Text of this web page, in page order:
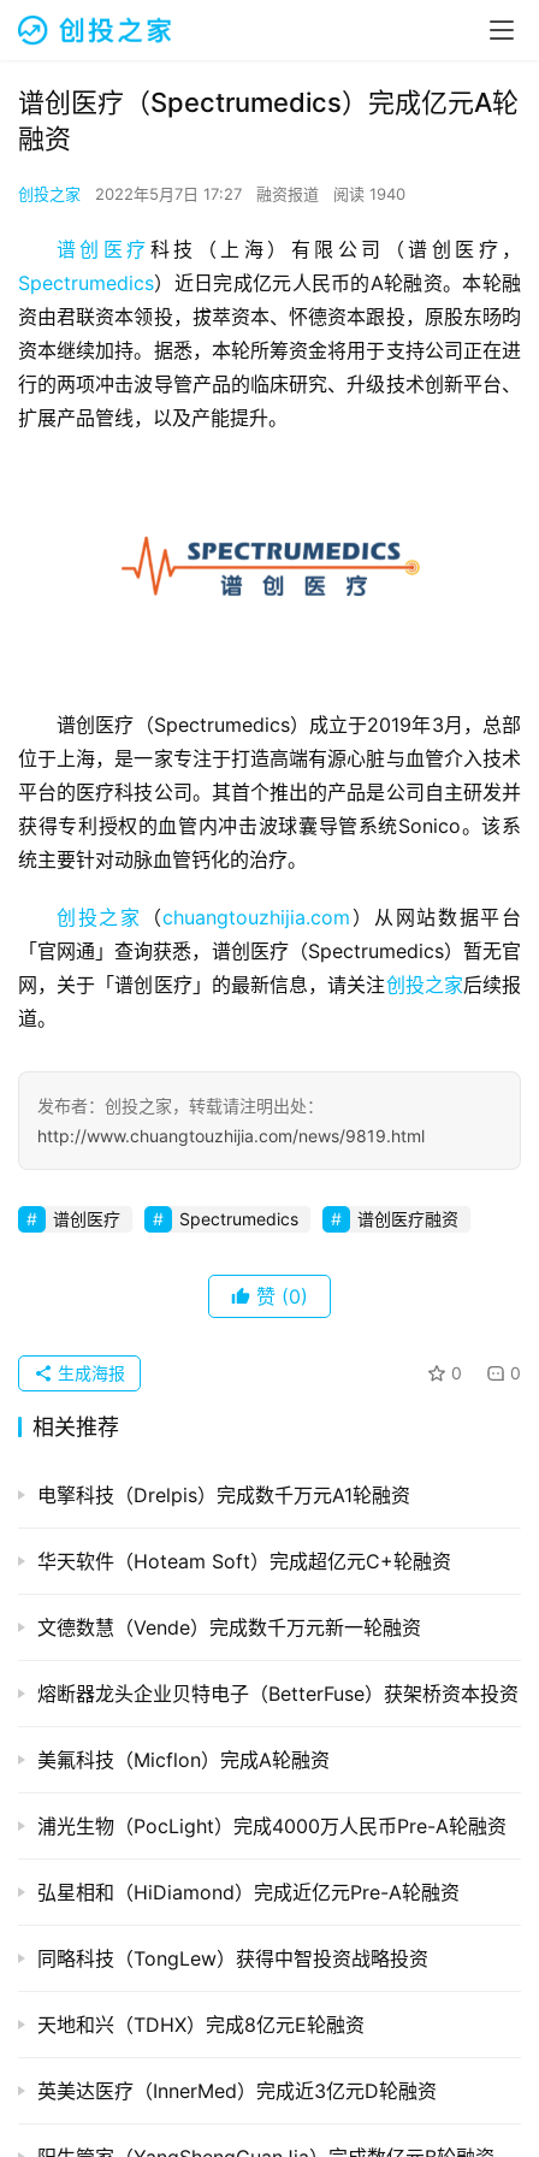
页
融
资
报
商
业
观
初
创
业
布
并
重
上
投
据
创
院
登录
投稿
谱创医疗（Spectrumedics）完成亿元A轮
融资
创投之家 2022年5月7日 17:27 融资报道 阅读 1940
谱创医疗 科技（上海）有限公司（谱创医疗，
Spectrumedics）近日完成亿元人民币的A轮融资。本轮融
资由君联资本领投，拔萃资本、怀德资本跟投，原股东旸昀
资本继续加持。据悉，本轮所筹资金将用于支持公司正在进
行的两项冲击波导管产品的临床研究、升级技术创新平台、
扩展产品管线，以及产能提升。
谱创医疗（Spectrumedics）成立于2019年3月，总部
位于上海，是一家专注于打造高端有源心脏与血管介入技术
平台的医疗科技公司。其首个推出的产品是公司自主研发并
获得专利授权的血管内冲击波球囊导管系统Sonico。该系
统主要针对动脉血管钙化的治疗。
创投之家 （chuangtouzhijia.com ）从网站数据平台
「官网通」查询获悉，谱创医疗（Spectrumedics）暂无官
网，关于「谱创医疗」的最新信息，请关注创投之家后续报
道。
发布者：创投之家，转载请注明出处：
http://www.chuangtouzhijia.com/news/9819.html
谱创医疗 Spectrumedics 谱创医疗融资
赞 (0)
0 0
生成海报
相关推荐
电擎科技（Drelpis）完成数千万元A1轮融资
华天软件（Hoteam Soft）完成超亿元C+轮融资
文德数慧（Vende）完成数千万元新一轮融资
熔断器龙头企业贝特电子（BetterFuse）获架桥资本投资
美氟科技（Micflon）完成A轮融资
浦光生物（PocLight）完成4000万人民币Pre-A轮融资
弘星相和（HiDiamond）完成近亿元Pre-A轮融资
同略科技（TongLew）获得中智投资战略投资
天地和兴（TDHX）完成8亿元E轮融资
英美达医疗（InnerMed）完成近3亿元D轮融资